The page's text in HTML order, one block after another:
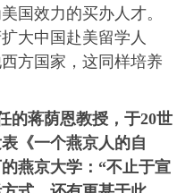
国效力的买办人才。
大中国赴美留学人
方国家，这同样培养
的蒋荫恩教授，于20世
《一个燕京人的自
燕京大学：“不止于宣